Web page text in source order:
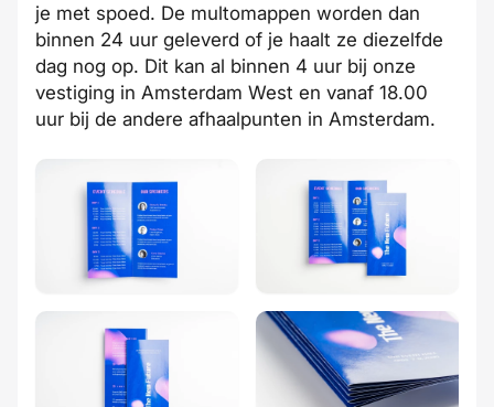
je met spoed. De multomappen worden dan
binnen 24 uur geleverd of je haalt ze diezelfde
dag nog op. Dit kan al binnen 4 uur bij onze
vestiging in Amsterdam West en vanaf 18.00
uur bij de andere afhaalpunten in Amsterdam.